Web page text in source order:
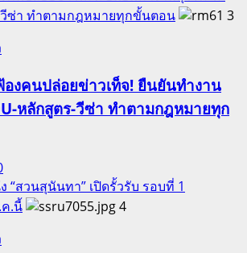
ซ่า ทำตามกฎหมายทุกขั้นตอน
3
องคนปล่อยข่าวเท็จ! ยืนยันทำงาน
หลักสูตร-วีซ่า ทำตามกฎหมายทุก
“สวนสุนันทา” เปิดรั้วรับ รอบที่ 1
ค.นี้
4